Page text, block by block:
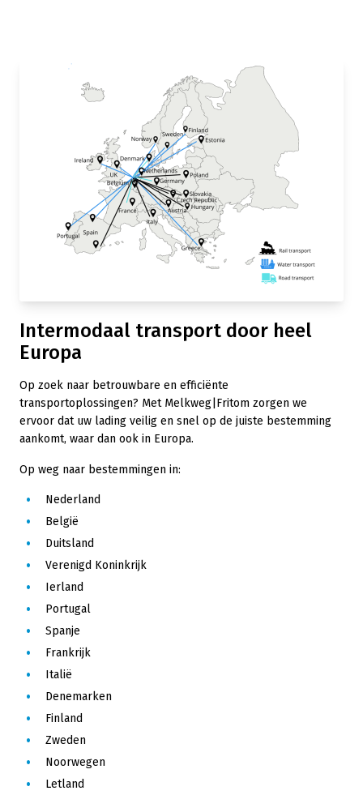
Intermodaal transport door heel
Europa
Op zoek naar betrouwbare en efficiënte
transportoplossingen? Met Melkweg|Fritom zorgen we
ervoor dat uw lading veilig en snel op de juiste bestemming
aankomt, waar dan ook in Europa.
Op weg naar bestemmingen in:
Nederland
België
Duitsland
Verenigd Koninkrijk
Ierland
Portugal
Spanje
Frankrijk
Italië
Denemarken
Finland
Zweden
Noorwegen
Letland